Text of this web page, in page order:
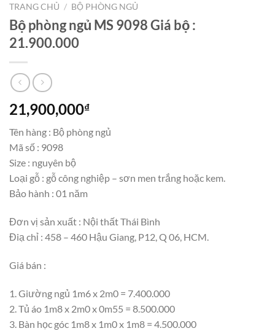
TRANG CHỦ / BỘ PHÒNG NGỦ
Bộ phòng ngủ MS 9098 Giá bộ :
21.900.000
21,900,000₫
Tên hàng : Bộ phòng ngủ
Mã số : 9098
Size : nguyên bộ
Loại gỗ : gỗ công nghiệp – sơn men trắng hoặc kem.
Bảo hành : 01 năm
Đơn vị sản xuất : Nội thất Thái Bình
Điạ chỉ : 458 – 460 Hậu Giang, P12, Q 06, HCM.
Giá bán :
1. Giường ngủ 1m6 x 2m0 = 7.400.000
2. Tủ áo 1m8 x 2m0 x 0m55 = 8.500.000
3. Bàn học góc 1m8 x 1m0 x 1m8 = 4.500.000